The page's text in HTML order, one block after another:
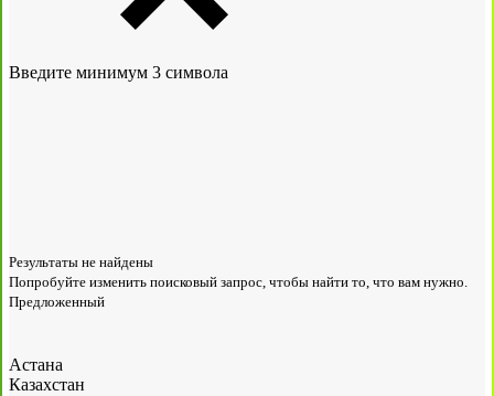
Введите минимум 3 символа
Результаты не найдены
Попробуйте изменить поисковый запрос, чтобы найти то, что вам нужно.
Предложенный
Астана
Казахстан